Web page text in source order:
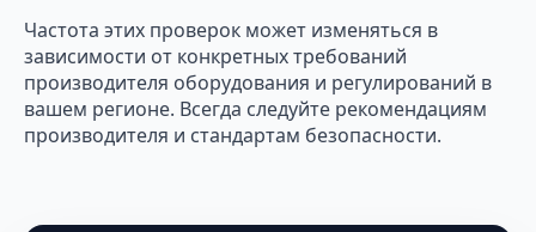
Частота этих проверок может изменяться в
зависимости от конкретных требований
производителя оборудования и регулирований в
вашем регионе. Всегда следуйте рекомендациям
производителя и стандартам безопасности.